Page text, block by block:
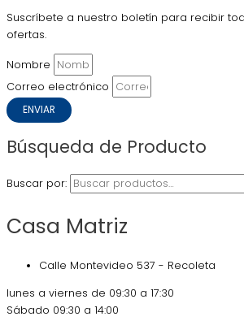
Suscríbete a nuestro boletín para recibir
ofertas.
Nombre
Correo electrónico
ENVIAR
Búsqueda de Producto
Buscar por:
Casa Matriz
Calle Montevideo 537 - Recoleta
lunes a viernes de 09:30 a 17:30
Sábado 09:30 a 14:00